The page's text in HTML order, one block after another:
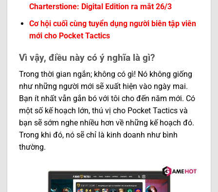
Charterstione: Digital Edition ra mắt 26/3
Cơ hội cuối cùng tuyển dụng người biên tập viên
mới cho Pocket Tactics
Vì vậy, điều này có ý nghĩa là gì?
Trong thời gian ngắn; không có gì! Nó không giống
như những người mới sẽ xuất hiện vào ngày mai.
Bạn ít nhất vẫn gắn bó với tôi cho đến năm mới. Có
một số kế hoạch lớn, thú vị cho Pocket Tactics và
bạn sẽ sớm nghe nhiều hơn về những kế hoạch đó.
Trong khi đó, nó sẽ chỉ là kinh doanh như bình
thường.